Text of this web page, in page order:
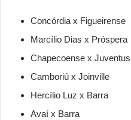
Concórdia x Figueirense
Marcílio Dias x Próspera
Chapecoense x Juventus
Camboriú x Joinville
Hercílio Luz x Barra
Avaí x Barra